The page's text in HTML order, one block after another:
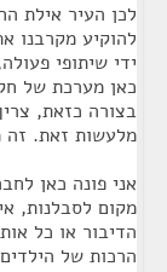
לכן העיר אילת
להוקיע מקרבנו
ידי שיתופי
כאן מערכת של
בצורה כזאת,
מלעשות זאת.
אני פונה כאן
מקום לסבלנות,
הדיבור או כל
הרכות של